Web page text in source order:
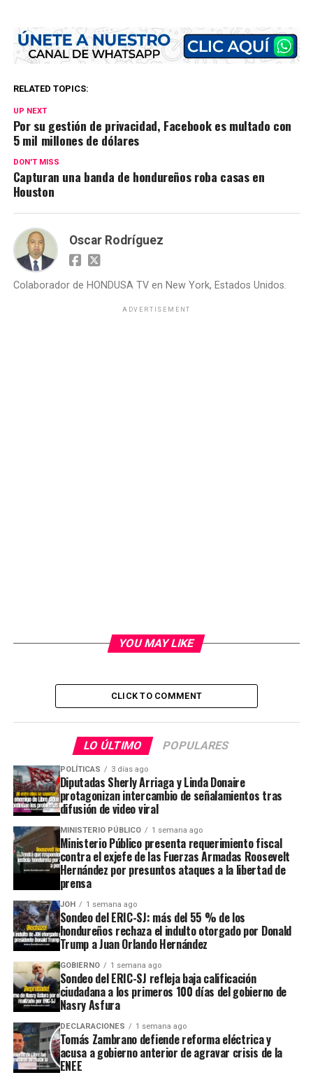
RELATED TOPICS:
UP NEXT
Por su gestión de privacidad, Facebook es multado con
5 mil millones de dólares
DON'T MISS
Capturan una banda de hondureños roba casas en
Houston
Oscar Rodríguez
Colaborador de HONDUSA TV en New York, Estados Unidos.
ADVERTISEMENT
YOU MAY LIKE
CLICK TO COMMENT
LO ÚLTIMO POPULARES
POLÍTICAS 3 días ago
Diputadas Sherly Arriaga y Linda Donaire
protagonizan intercambio de señalamientos tras
difusión de video viral
MINISTERIO PÚBLICO 1 semana ago
Ministerio Público presenta requerimiento fiscal
contra el exjefe de las Fuerzas Armadas Roosevelt
Hernández por presuntos ataques a la libertad de
prensa
JOH 1 semana ago
Sondeo del ERIC-SJ: más del 55 % de los
hondureños rechaza el indulto otorgado por Donald
Trump a Juan Orlando Hernández
GOBIERNO 1 semana ago
Sondeo del ERIC-SJ refleja baja calificación
ciudadana a los primeros 100 días del gobierno de
Nasry Asfura
DECLARACIONES 1 semana ago
Tomás Zambrano defiende reforma eléctrica y
acusa a gobierno anterior de agravar crisis de la
ENEE